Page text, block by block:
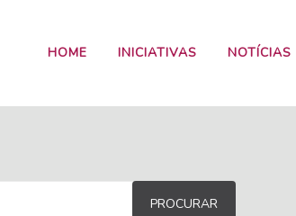
HOME INICIATIVAS NOTÍCIAS
PROCURAR